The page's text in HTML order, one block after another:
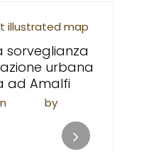
sorveglianza
urbana
ad Amalfi
by